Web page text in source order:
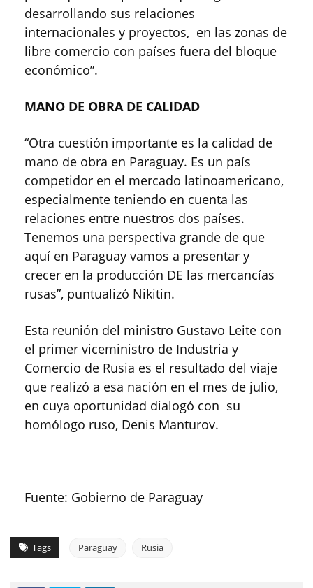
desarrollando sus relaciones
internacionales y proyectos, en las zonas de
libre comercio con países fuera del bloque
económico”.
MANO DE OBRA DE CALIDAD
“Otra cuestión importante es la calidad de
mano de obra en Paraguay. Es un país
competidor en el mercado latinoamericano,
especialmente teniendo en cuenta las
relaciones entre nuestros dos países.
Tenemos una perspectiva grande de que
aquí en Paraguay vamos a presentar y
crecer en la producción DE las mercancías
rusas”, puntualizó Nikitin.
Esta reunión del ministro Gustavo Leite con
el primer viceministro de Industria y
Comercio de Rusia es el resultado del viaje
que realizó a esa nación en el mes de julio,
en cuya oportunidad dialogó con su
homólogo ruso, Denis Manturov.
Fuente: Gobierno de Paraguay
Tags Paraguay Rusia